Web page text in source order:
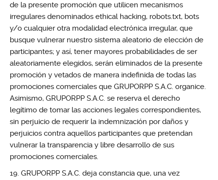
de la presente promoción que utilicen mecanismos
irregulares denominados ethical hacking, robots.txt, bots
y/o cualquier otra modalidad electrónica irregular, que
busque vulnerar nuestro sistema aleatorio de elección de
participantes; y así, tener mayores probabilidades de ser
aleatoriamente elegidos, serán eliminados de la presente
promoción y vetados de manera indefinida de todas las
promociones comerciales que GRUPORPP S.A.C. organice.
Asimismo, GRUPORPP S.A.C. se reserva el derecho
legítimo de tomar las acciones legales correspondientes,
sin perjuicio de requerir la indemnización por daños y
perjuicios contra aquellos participantes que pretendan
vulnerar la transparencia y libre desarrollo de sus
promociones comerciales.
GRUPORPP S.A.C. deja constancia que, una vez